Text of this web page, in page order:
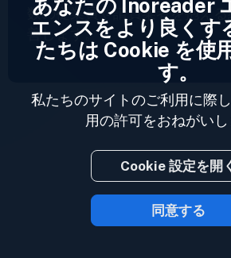
数の従業員や請負業者を抱える
善します。
2023 © Inoreader
あなたの Inoreader
エンスをより良くす
たちは Cookie を使
す。
私たちのサイトのご利用に際
用の許可をおねがいし
Cookie 設定を開
同意する